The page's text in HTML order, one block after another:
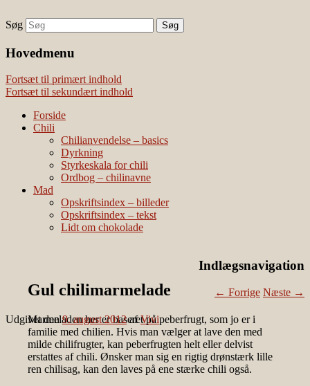
Наши партнеры
лучшие займы
Vivis chili
chili – dyrkning og mad
Søg
Hovedmenu
Fortsæt til primært indhold
Fortsæt til sekundært indhold
Forside
Chili
Chilianvendelse – basics
Dyrkning
Styrkeskala for chili
Ordbog – chilinavne
Mad
Opskriftsindex – billeder
Opskriftsindex – tekst
Lidt om chokolade
Indlægsnavigation
← Forrige Næste →
Gul chilimarmelade
Udgivet den9. august 2012 afVivi
Marmeladen her er baseret på peberfrugt, som jo er i
familie med chilien. Hvis man vælger at lave den med
milde chilifrugter, kan peberfrugten helt eller delvist
erstattes af chili. Ønsker man sig en rigtig drønstærk lille
ren chilisag, kan den laves på ene stærke chili også.